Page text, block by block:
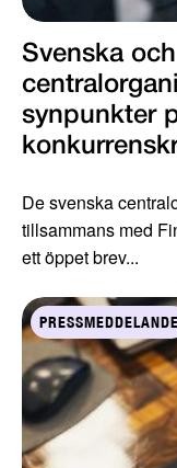
Svenska
synpunkter
De svenska
tillsammans med
ett öppet brev...
PRESSMEDDELANDE